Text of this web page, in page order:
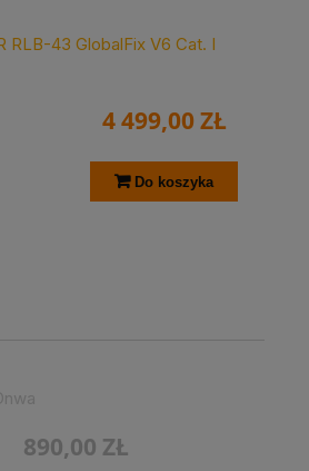
RLB-43 GlobalFix V6 Cat. I
4 499,00 ZŁ
Do koszyka
890,00 ZŁ